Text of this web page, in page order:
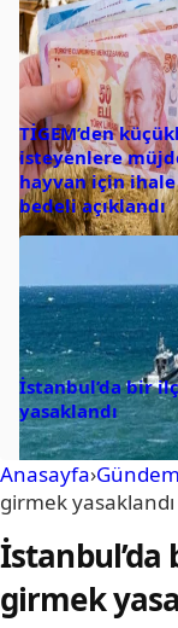
TİGEM’den
isteyenlere
hayvan için
bedeli açıklandı
İstanbul’da bir
yasaklandı
Anasayfa›Gündem
girmek yasaklandı
İstanbul’da
girmek